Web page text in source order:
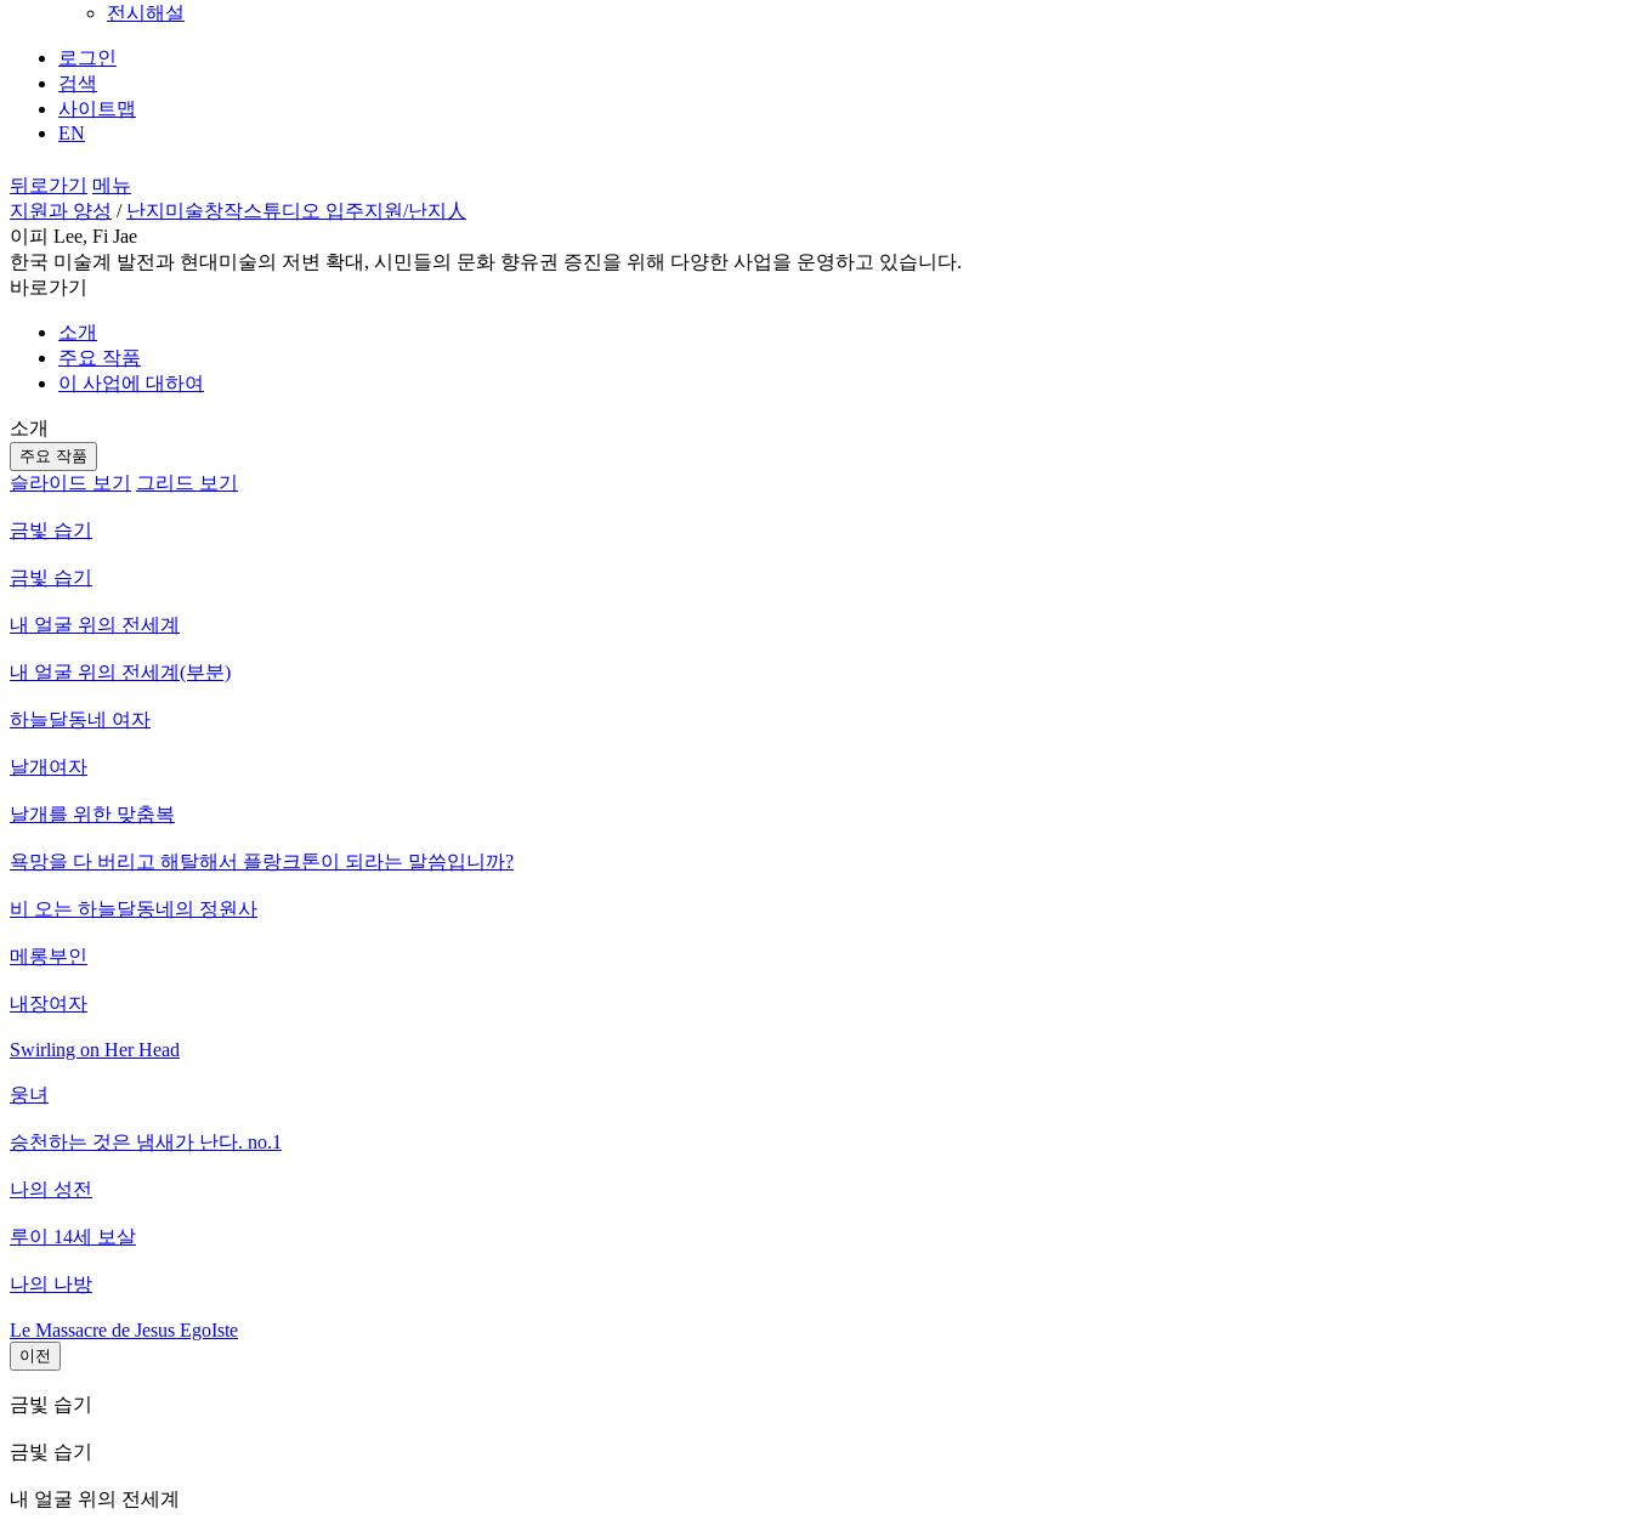
전시해설
로그인
검색
사이트맵
EN
뒤로가기
메뉴
지원과 양성 / 난지미술창작스튜디오 입주지원/난지人
이피 Lee, Fi Jae
한국 미술계 발전과 현대미술의 저변 확대, 시민들의 문화 향유권 증진을 위해 다양한 사업을 운영하고 있습니다.
바로가기
소개
주요 작품
이 사업에 대하여
소개
주요 작품
슬라이드 보기 그리드 보기
금빛 습기
금빛 습기
내 얼굴 위의 전세계
내 얼굴 위의 전세계(부분)
하늘달동네 여자
날개여자
날개를 위한 맞춤복
욕망을 다 버리고 해탈해서 플랑크톤이 되라는 말씀입니까?
비 오는 하늘달동네의 정원사
메롱부인
내장여자
Swirling on Her Head
웅녀
승천하는 것은 냄새가 난다. no.1
나의 성전
루이 14세 보살
나의 나방
Le Massacre de Jesus EgoIste
이전
금빛 습기
금빛 습기
내 얼굴 위의 전세계